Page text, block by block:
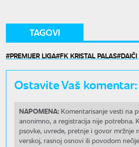
TAGOVI
PREMIJER LIGA FK KRISTAL PALAS
Ostavite Vaš komentar:
NAPOMENA: Komentarisanje vesti na
anonimno, a registracija nije potrebna.
psovke, uvrede, pretnje i govor mržnje
verskoj, rasnoj osnovi ili povodom